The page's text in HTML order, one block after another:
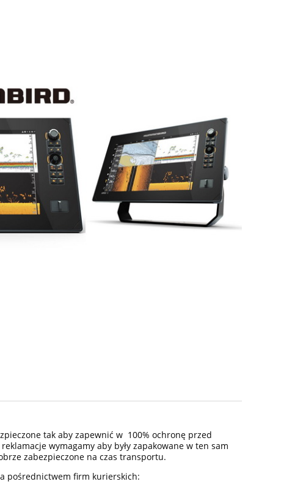
tak aby zapewnić w 100% ochronę przed
wymagamy aby były zapakowane w ten sam
zabezpieczone na czas transportu.
pośrednictwem firm kurierskich: